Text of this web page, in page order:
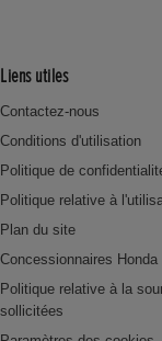
Liens utiles
Contactez-nous
Conditions d'utilisation
Politique de
Politique relative à
Plan du site
Concessionnaires Honda
Politique relative à la
sollicitées